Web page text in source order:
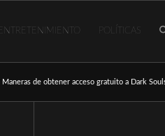
ENTRETENIMIENTO POLÍTICAS
Maneras de obtener acceso gratuito a Dark